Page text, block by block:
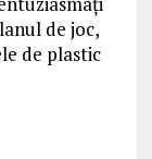
de joc,
de plastic